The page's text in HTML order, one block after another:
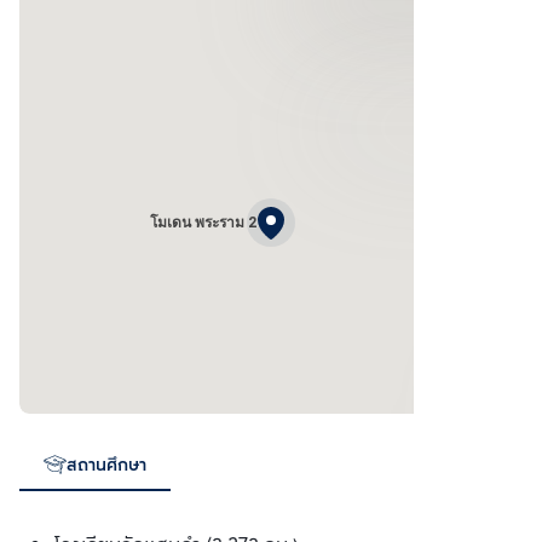
โมเดน พระราม 2
สถานศึกษา